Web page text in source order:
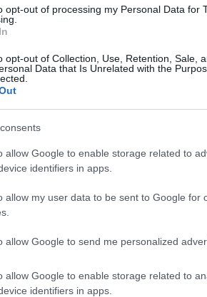
opt-out of processing my Personal Data for
opt-out of Collection, Use, Retention, Sale,
Data that Is Unrelated with the
allow Google to enable storage related to
identifiers in apps.
allow my user data to be sent to Google for
allow Google to send me personalized
allow Google to enable storage related to
identifiers in apps.
által megosztott bejegyzés
PALACKNYITÓ
inkább pezsgővel párosítják,
szerelmeseinek. Ez a
ott a helye.